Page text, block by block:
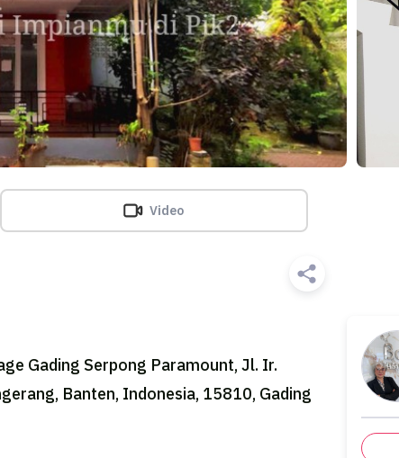
Video
Gading Serpong Paramount, Jl. Ir.
Banten, Indonesia, 15810, Gading